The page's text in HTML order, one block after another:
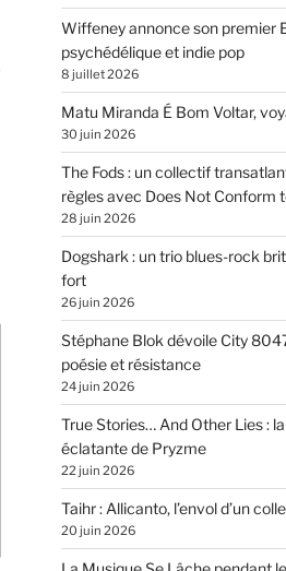
Wiffeney annonce son premier
psychédélique et indie pop
8 juillet 2026
Matu Miranda É Bom Voltar,
30 juin 2026
The Fods : un collectif
règles avec Does Not Conform
28 juin 2026
Dogshark : un trio blues-rock
fort
26 juin 2026
Stéphane Blok dévoile City
poésie et résistance
24 juin 2026
True Stories… And Other Lies :
éclatante de Pryzme
22 juin 2026
Taihr : Allicanto, l’envol d’un
20 juin 2026